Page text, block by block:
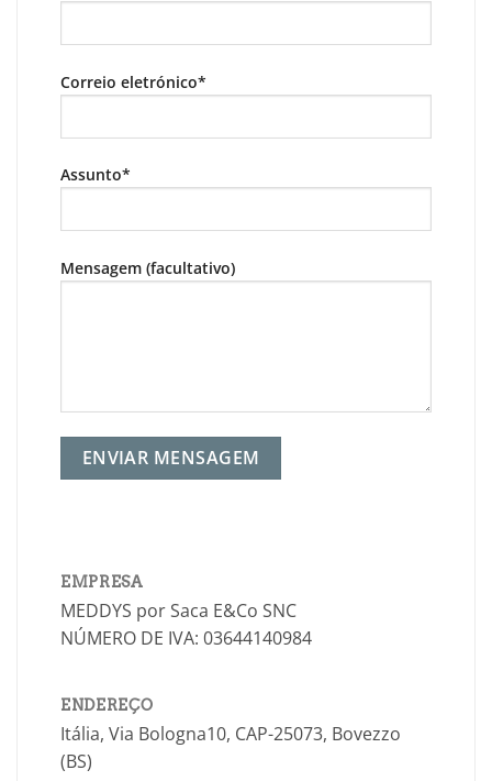
Correio eletrónico*
Assunto*
Mensagem (facultativo)
EMPRESA
MEDDYS por Saca E&Co SNC
NÚMERO DE IVA: 03644140984
ENDEREÇO
Itália, Via Bologna10, CAP-25073, Bovezzo
(BS)